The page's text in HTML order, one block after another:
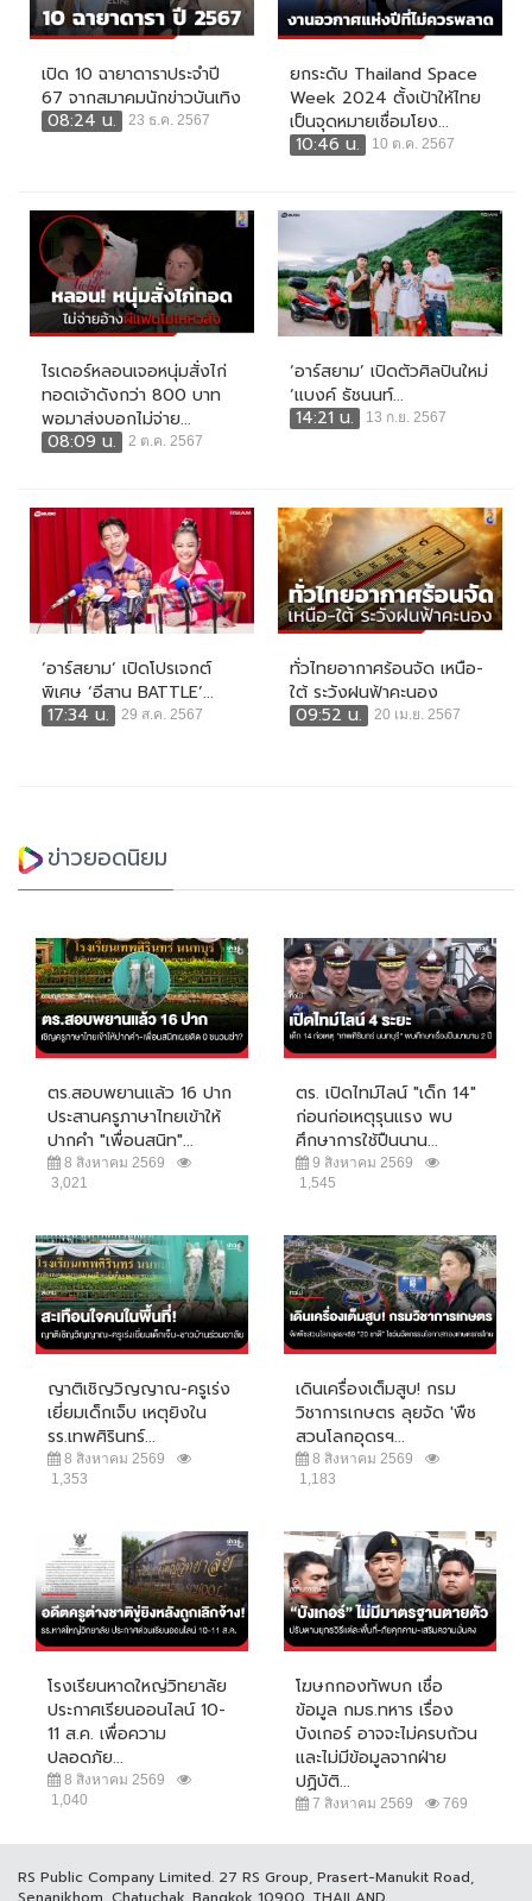
เปิด 10 ฉายาดาราประจำปี
67 จากสมาคมนักข่าวบันเทิง
08:24 น.
23 ธ.ค. 2567
ยกระดับ Thailand Space
Week 2024 ตั้งเป้าให้ไทย
เป็นจุดหมายเชื่อมโยง...
10:46 น.
10 ต.ค. 2567
ไรเดอร์หลอนเจอหนุ่มสั่งไก่
ทอดเจ้าดังกว่า 800 บาท
พอมาส่งบอกไม่จ่าย...
08:09 น.
2 ต.ค. 2567
‘อาร์สยาม’ เปิดตัวศิลปินใหม่
‘แบงค์ ธัชนนท์...
14:21 น.
13 ก.ย. 2567
‘อาร์สยาม’ เปิดโปรเจกต์
พิเศษ ‘อีสาน BATTLE’...
17:34 น.
29 ส.ค. 2567
ทั่วไทยอากาศร้อนจัด เหนือ-
ใต้ ระวังฝนฟ้าคะนอง
09:52 น.
20 เม.ย. 2567
ข่าวยอดนิยม
ตร.สอบพยานแล้ว 16 ปาก
ประสานครูภาษาไทยเข้าให้
ปากคำ "เพื่อนสนิท"...
8 สิงหาคม 2569
3,021
ตร. เปิดไทม์ไลน์ "เด็ก 14"
ก่อนก่อเหตุรุนแรง พบ
ศึกษาการใช้ปืนนาน...
9 สิงหาคม 2569
1,545
ญาติเชิญวิญญาณ-ครูเร่ง
เยี่ยมเด็กเจ็บ เหตุยิงใน
รร.เทพศิรินทร์...
8 สิงหาคม 2569
1,353
เดินเครื่องเต็มสูบ! กรม
วิชาการเกษตร ลุยจัด 'พืช
สวนโลกอุดรฯ...
8 สิงหาคม 2569
1,183
โรงเรียนหาดใหญ่วิทยาลัย
ประกาศเรียนออนไลน์ 10-
11 ส.ค. เพื่อความ
ปลอดภัย...
8 สิงหาคม 2569
1,040
โฆษกกองทัพบก เชื่อ
ข้อมูล กมธ.ทหาร เรื่อง
บังเกอร์ อาจจะไม่ครบถ้วน
และไม่มีข้อมูลจากฝ่าย
ปฏิบัติ...
7 สิงหาคม 2569 769
RS Public Company Limited. 27 RS Group, Prasert-Manukit Road,